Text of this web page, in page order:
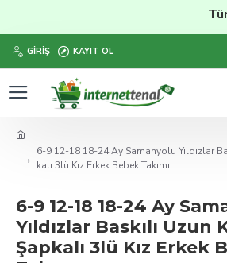
GIRIŞ KAYIT OL
6-9 12-18 18-24 Ay Samanyolu Yıldızlar
kalı 3lü Kız Erkek Bebek Takımı
6-9 12-18 18-24 Ay
Yıldızlar Baskılı Uzun
Şapkalı 3lü Kız Erkek